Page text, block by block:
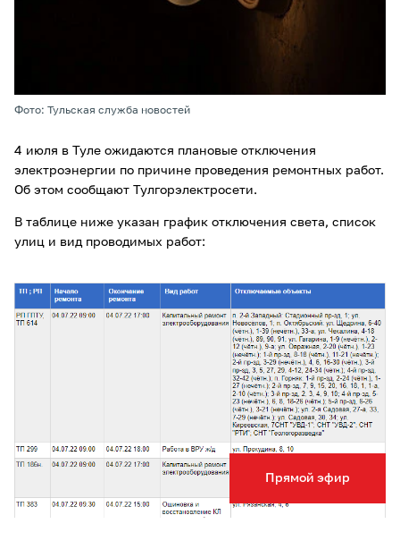
Прямой эфир
Фото: Тульская служба новостей
4 июля в Туле ожидаются плановые отключения
электроэнергии по причине проведения ремонтных работ.
Об этом сообщают Тулгорэлектросети.
В таблице ниже указан график отключения света, список
улиц и вид проводимых работ: